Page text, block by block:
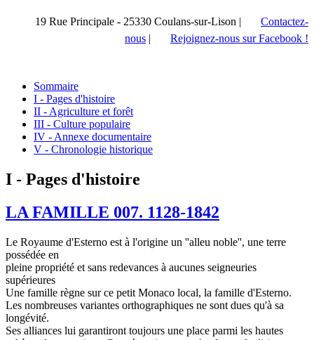
19 Rue Principale - 25330 Coulans-sur-Lison |
Contactez-
nous | Rejoignez-nous sur Facebook !
Sommaire
I - Pages d'histoire
II - Agriculture et forêt
III - Culture populaire
IV - Annexe documentaire
V - Chronologie historique
I - Pages d'histoire
LA FAMILLE 007. 1128-1842
Le Royaume d'Esterno est à l'origine un ''alleu noble'', une terre
possédée en
pleine propriété et sans redevances à aucunes seigneuries
supérieures
Une famille règne sur ce petit Monaco local, la famille d'Esterno.
Les nombreuses variantes orthographiques ne sont dues qu'à sa
longévité.
Ses alliances lui garantiront toujours une place parmi les hautes